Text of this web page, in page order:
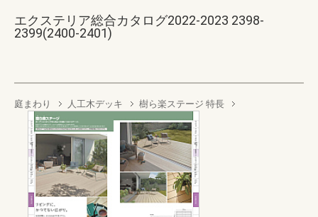
エクステリア総合カタログ2022-2023 2398-
2399(2400-2401)
庭まわり 人工木デッキ 樹ら楽ステージ 特長